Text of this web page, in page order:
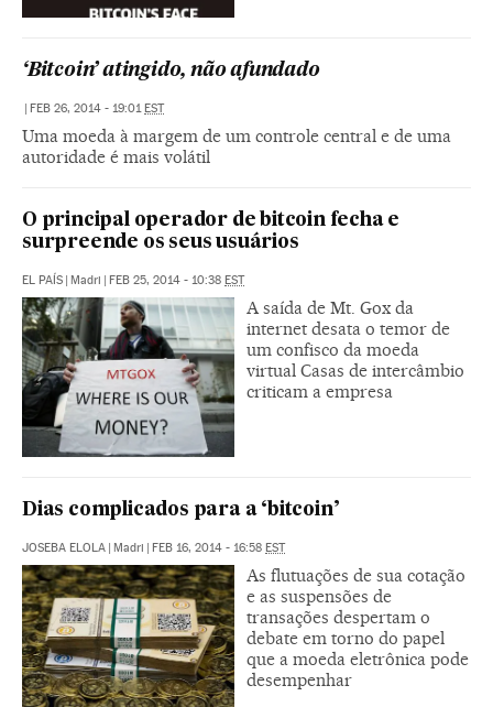
‘Bitcoin’ atingido, não afundado
| FEB 26, 2014 - 19:01 EST
Uma moeda à margem de um controle central e de uma
autoridade é mais volátil
O principal operador de bitcoin fecha e
surpreende os seus usuários
EL PAÍS | Madri | FEB 25, 2014 - 10:38 EST
A saída de Mt. Gox da
internet desata o temor de
um confisco da moeda
virtual Casas de intercâmbio
criticam a empresa
Dias complicados para a ‘bitcoin’
JOSEBA ELOLA | Madri | FEB 16, 2014 - 16:58 EST
As flutuações de sua cotação
e as suspensões de
transações despertam o
debate em torno do papel
que a moeda eletrônica pode
desempenhar